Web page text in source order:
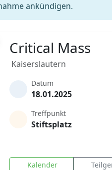
ankündigen.
Critical Mass
Kaiserslautern
Datum
18.01.2025
Treffpunkt
Stiftsplatz
Kalender